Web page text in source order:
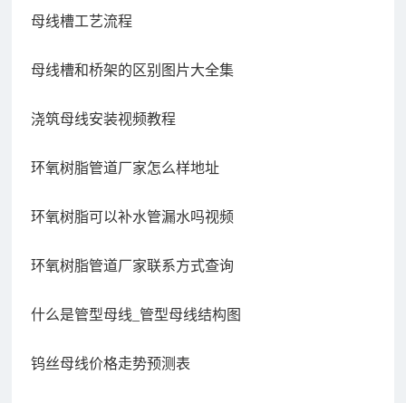
母线槽工艺流程
母线槽和桥架的区别图片大全集
浇筑母线安装视频教程
环氧树脂管道厂家怎么样地址
环氧树脂可以补水管漏水吗视频
环氧树脂管道厂家联系方式查询
什么是管型母线_管型母线结构图
钨丝母线价格走势预测表